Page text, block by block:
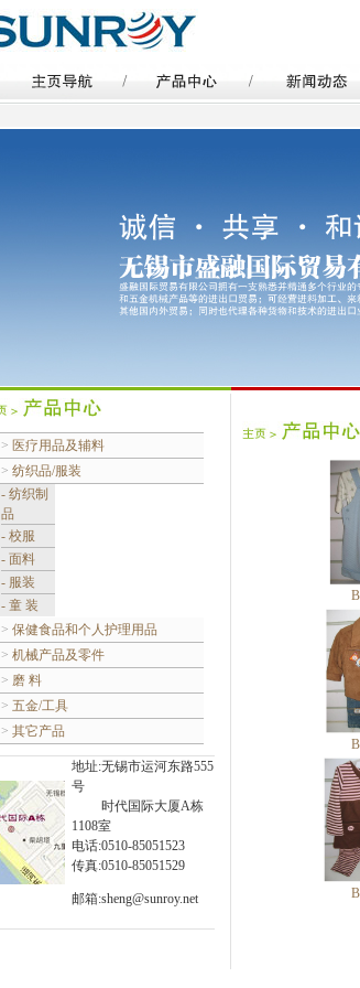
> 医疗用品及辅料
> 纺织品/服装
- 纺织制
品
- 校服
- 面料
- 服装
- 童 装
> 保健食品和个人护理用品
> 机械产品及零件
> 磨 料
> 五金/工具
> 其它产品
地址:无锡市运河东路555
号
时代国际大厦A栋
1108室
电话:0510-85051523
传真:0510-85051529
邮箱:sheng@sunroy.net